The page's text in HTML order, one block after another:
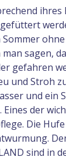
ihres
sagen,
gefahren
und Stroh
und ein
der
Die
sind in